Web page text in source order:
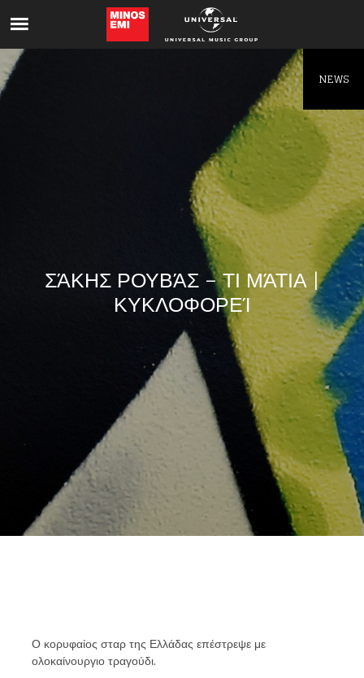
ΣΆΚΗΣ ΡΟΥΒΆΣ – ΤΙ ΜΆΤΙΑ |
ΚΥΚΛΟΦΟΡΕΊ
Ο κορυφαίος σταρ της Ελλάδας επέστρεψε με
ολοκαίνουργιο τραγούδι.
NEWS
Like being first?
Get news from your favorite artists before
everyone else.